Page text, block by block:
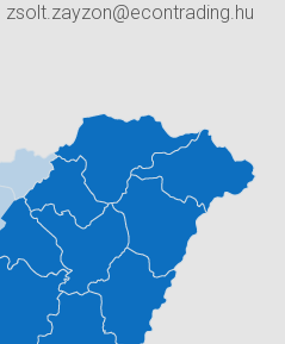
alább, a
zsolt.zayzon@econtrading.hu